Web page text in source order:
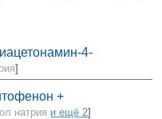
4-
]
+
натрия и ещё 2]